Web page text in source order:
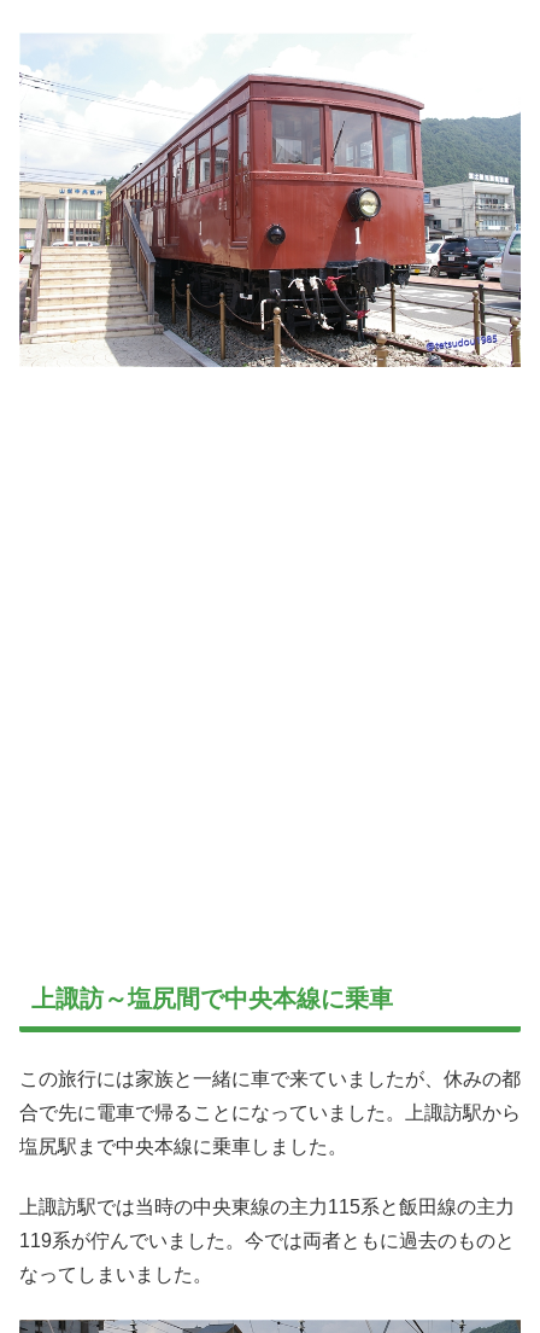
上諏訪～塩尻間で中央本線に乗車
この旅行には家族と一緒に車で来ていましたが、休みの都
合で先に電車で帰ることになっていました。上諏訪駅から
塩尻駅まで中央本線に乗車しました。
上諏訪駅では当時の中央東線の主力115系と飯田線の主力
119系が佇んでいました。今では両者ともに過去のものと
なってしまいました。